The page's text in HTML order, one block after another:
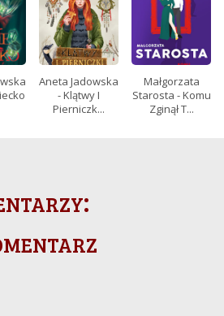
Aneta Jadowska
- Klątwy I
Pierniczk...
Małgorzata
Starosta - Komu
Zginął T...